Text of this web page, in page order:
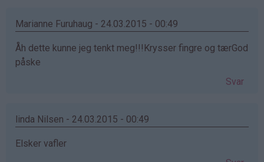
Marianne Furuhaug - 24.03.2015 - 00:49
Åh dette kunne jeg tenkt meg!!!Krysser fingre og tærGod
påske
Svar
linda Nilsen - 24.03.2015 - 00:49
Elsker vafler